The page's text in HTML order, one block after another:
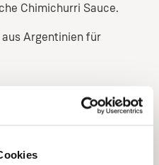
Chimichurri Sauce.
aus Argentinien für